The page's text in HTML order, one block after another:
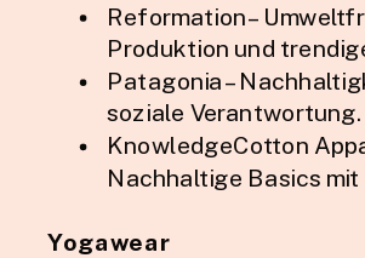
Reformation –
Produktion und
Patagonia –
soziale Verantwortung.
KnowledgeCotton
Nachhaltige Basics mit
Yogawear